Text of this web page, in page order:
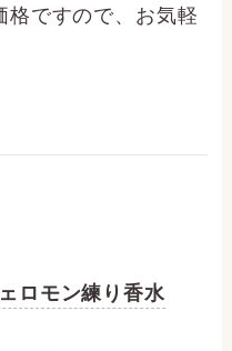
格ですので、お気軽
ロモン練り香水